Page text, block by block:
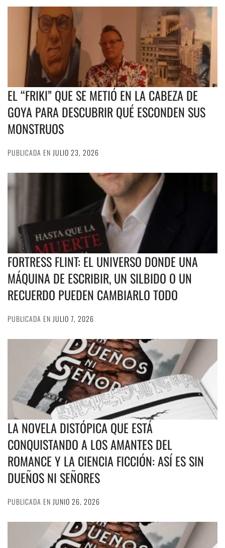
EL “FRIKI” QUE SE METIÓ EN LA CABEZA DE
GOYA PARA DESCUBRIR QUÉ ESCONDEN SUS
MONSTRUOS
PUBLICADA EN JULIO 23, 2026
FORTRESS FLINT: EL UNIVERSO DONDE UNA
MÁQUINA DE ESCRIBIR, UN SILBIDO O UN
RECUERDO PUEDEN CAMBIARLO TODO
PUBLICADA EN JULIO 7, 2026
LA NOVELA DISTÓPICA QUE ESTÁ
CONQUISTANDO A LOS AMANTES DEL
ROMANCE Y LA CIENCIA FICCIÓN: ASÍ ES SIN
DUEÑOS NI SEÑORES
PUBLICADA EN JUNIO 26, 2026